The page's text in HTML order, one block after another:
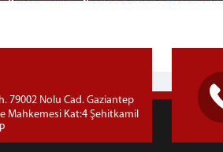
79002 Nolu Cad. Gaziantep
Mahkemesi Kat:4 Şehitkamil